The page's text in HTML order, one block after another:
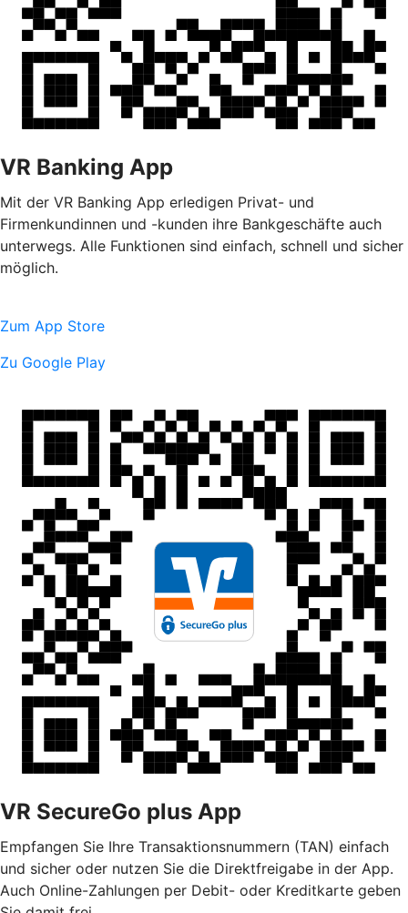
VR Banking App
Mit der VR Banking App erledigen Privat- und
Firmenkundinnen und -kunden ihre Bankgeschäfte auch
unterwegs. Alle Funktionen sind einfach, schnell und sicher
möglich.
Zum App Store
Zu Google Play
VR SecureGo plus App
Empfangen Sie Ihre Transaktionsnummern (TAN) einfach
und sicher oder nutzen Sie die Direktfreigabe in der App.
Auch Online-Zahlungen per Debit- oder Kreditkarte geben